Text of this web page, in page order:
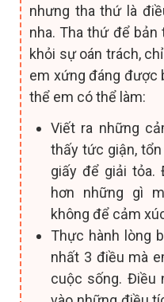
nhưng tha thứ là
nha. Tha thứ để
khỏi sự oán trách,
em xứng đáng được
thể em có thể làm:
Viết ra những
thấy tức giận,
giấy để giải tỏa.
hơn những gì
không để cảm
Thực hành lòng
nhất 3 điều mà
cuộc sống. Điều